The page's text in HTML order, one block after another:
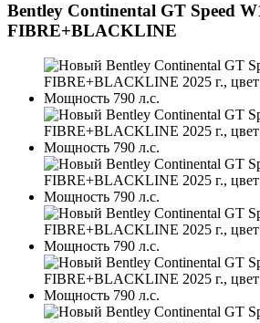
Bentley Continental GT Speed
FIBRE+BLACKLINE